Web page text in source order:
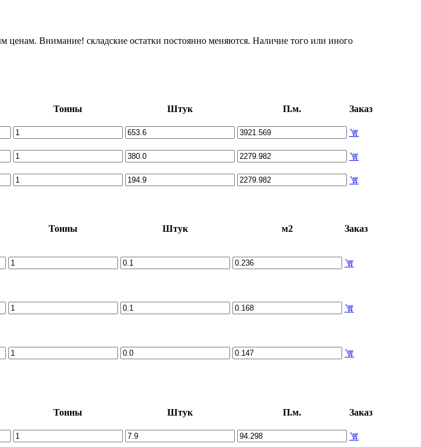
ценам. Внимание! складские остатки постоянно меняются. Наличие того или иного
Тонны Штук П.м.
Заказ
Тонны Штук м2
Заказ
Тонны Штук П.м.
Заказ